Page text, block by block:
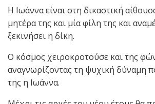
Η Ιωάννα είναι στη δικαστική
μητέρα της και μία φίλη της και
ξεκινήσει η δίκη.
Ο κόσμος χειροκροτούσε και της
αναγνωρίζοντας τη ψυχική δύναμη
της η Ιωάννα.